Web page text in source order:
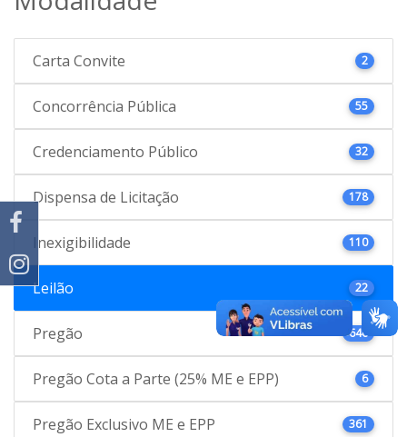
Carta Convite 2
Concorrência Pública 55
Credenciamento Público 32
Dispensa de Licitação 178
Inexigibilidade 110
Leilão 22
Pregão 646
Pregão Cota a Parte (25% ME e EPP) 6
Pregão Exclusivo ME e EPP 361